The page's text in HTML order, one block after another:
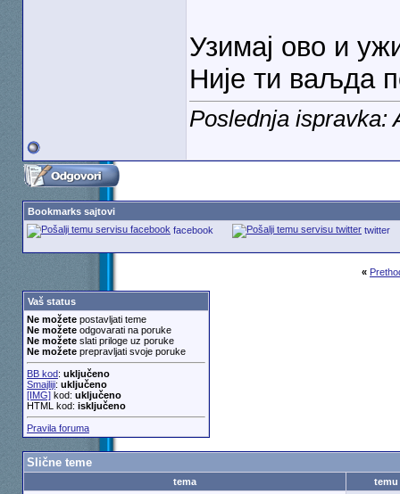
Узимај ово и
Није ти ваљда
Poslednja ispravka:
Bookmarks sajtovi
facebook
twitter
«
Vaš status
Ne možetepostavljati teme
Ne možeteodgovarati na poruke
Ne možeteslati priloge uz poruke
Ne možeteprepravljati svoje poruke
BB kod: uključeno
Smajliji: uključeno
[IMG]kod: uključeno
HTML kod: isključeno
Pravila foruma
Slične teme
tema
temu